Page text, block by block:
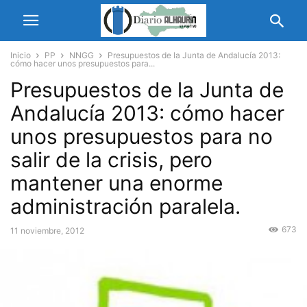
Inicio PP NNGG
Presupuestos de la Junta de Andalucía 2013:
cómo hacer unos presupuestos para...
Presupuestos de la Junta de
Andalucía 2013: cómo hacer
unos presupuestos para no
salir de la crisis, pero
mantener una enorme
administración paralela.
11 noviembre, 2012 673